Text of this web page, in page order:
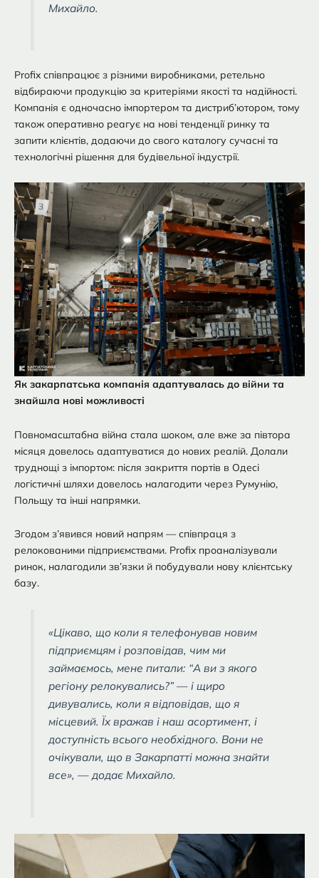
Михайло.
Profix співпрацює з різними виробниками, ретельно
відбираючи продукцію за критеріями якості та надійності.
Компанія є одночасно імпортером та дистриб’ютором, тому
також оперативно реагує на нові тенденції ринку та
запити клієнтів, додаючи до свого каталогу сучасні та
технологічні рішення для будівельної індустрії.
Як закарпатська компанія адаптувалась до війни та
знайшла нові можливості
Повномасштабна війна стала шоком, але вже за півтора
місяця довелось адаптуватися до нових реалій. Долали
труднощі з імпортом: після закриття портів в Одесі
логістичні шляхи довелось налагодити через Румунію,
Польщу та інші напрямки.
Згодом з’явився новий напрям — співпраця з
релокованими підприємствами. Profix проаналізували
ринок, налагодили зв’язки й побудували нову клієнтську
базу.
«Цікаво, що коли я телефонував новим
підприємцям і розповідав, чим ми
займаємось, мене питали: “А ви з якого
регіону релокувались?” — і щиро
дивувались, коли я відповідав, що я
місцевий. Їх вражав і наш асортимент, і
доступність всього необхідного. Вони не
очікували, що в Закарпатті можна знайти
все», — додає Михайло.